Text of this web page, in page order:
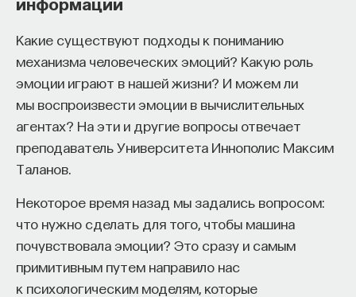
Какие существуют подходы к пониманию
механизма человеческих эмоций? Какую роль
эмоции играют в нашей жизни? И можем ли
мы воспроизвести эмоции в вычислительных
агентах? На эти и другие вопросы отвечает
преподаватель Университета Иннополис Максим
Таланов.
Некоторое время назад мы задались вопросом:
что нужно сделать для того, чтобы машина
почувствовала эмоции? Это сразу и самым
примитивным путем направило нас
к психологическим моделям, которые
Максутовбеседует с
высшее образование нельзя сводить к быстрой
подготовке под нужды рынка.
Они обсуждают, как университеты выбирают
собственное будущее, почему результаты
образования раскрываются на длинной дистанции,
и что на самом деле должен уметь студент,
А еще — почему ИИ не стоит просто запрещать,
как использовать его для диалога, и зачем
университету учить не только знаниям, но и самой
практике мышления и коммуникации.